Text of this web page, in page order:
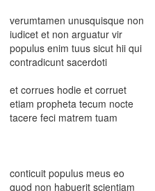
verumtamen unusquisque non
iudicet et non arguatur vir
populus enim tuus sicut hii qui
contradicunt sacerdoti
et corrues hodie et corruet
etiam propheta tecum nocte
tacere feci matrem tuam
conticuit populus meus eo
quod non habuerit scientiam